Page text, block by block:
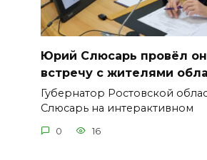
Юрий Слюсарь провёл
встречу с жителями
Губернатор Ростовской
Слюсарь на интерактивном
0 16